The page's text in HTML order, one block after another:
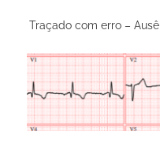
Traçado com erro –